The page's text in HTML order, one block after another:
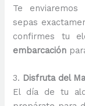
Te enviaremos
sepas
confirmes tu
embarcación
3. Disfruta del
El día de tu